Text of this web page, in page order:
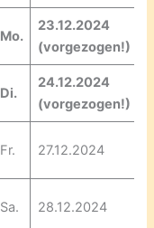
Mo.
23.12.2024
(vorgezogen!)
Di.
24.12.2024
(vorgezogen!)
Fr. 27.12.2024
Sa. 28.12.2024